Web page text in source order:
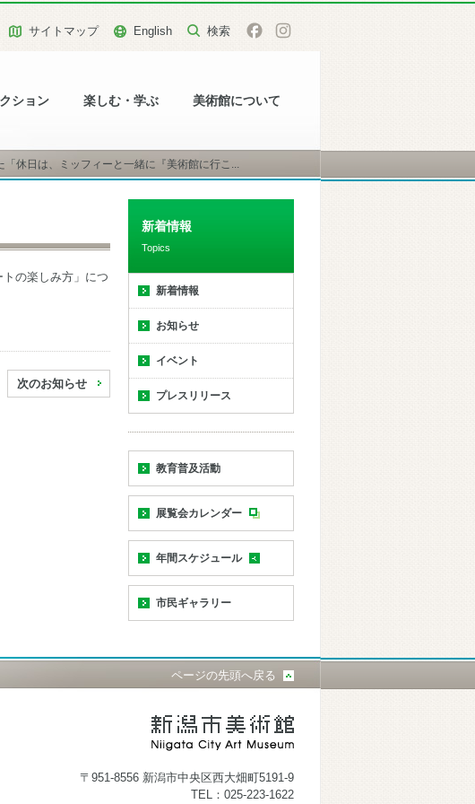
ション 楽しむ・学ぶ 美術館について
サイトマップ English
「休日は、ミッフィーと一緒に『美術館に行こ...
の楽しみ方」につ
次のお知らせ
新着情報
Topics
新着情報
お知らせ
イベント
プレスリリース
教育普及活動
展覧会カレンダー
年間スケジュール
市民ギャラリー
ページの先頭へ戻る
〒951-8556 新潟市中央区西大畑町5191-9
TEL：025-223-1622